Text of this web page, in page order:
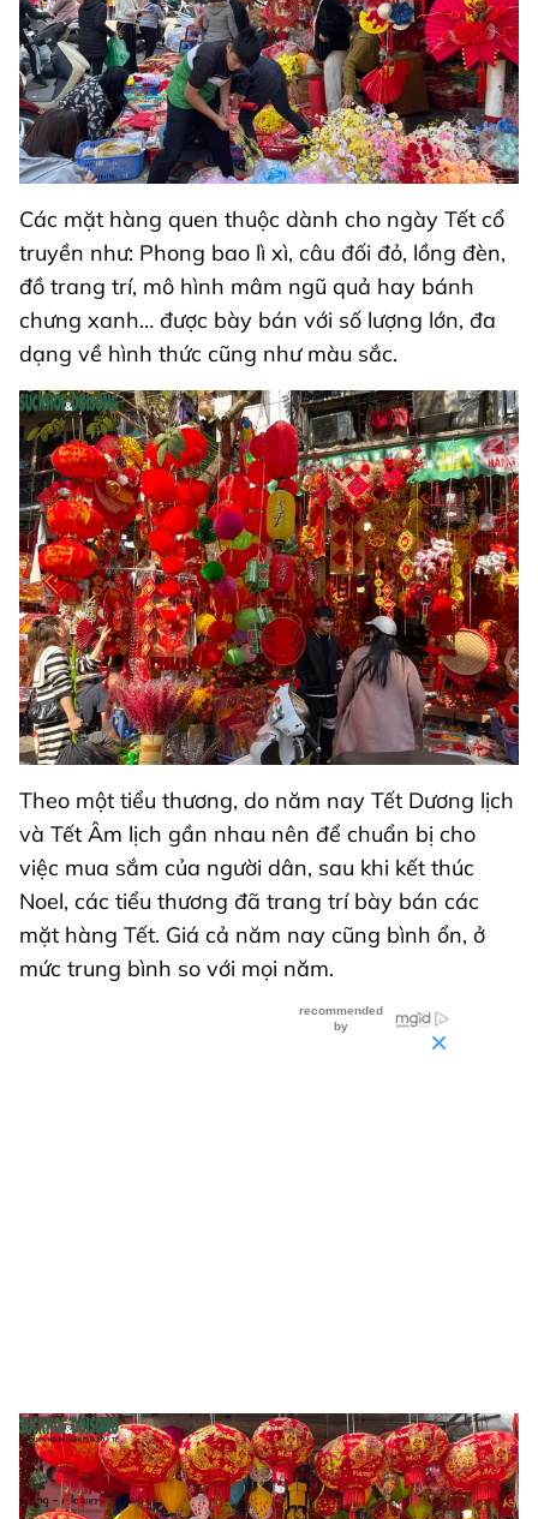
Các mặt hàng quen thuộc dành cho ngày Tết cổ
truyền như: Phong bao lì xì, câu đối đỏ, lồng đèn,
đồ trang trí, mô hình mâm ngũ quả hay bánh
chưng xanh… được bày bán với số lượng lớn, đa
dạng về hình thức cũng như màu sắc.
Theo một tiểu thương, do năm nay Tết Dương lịch
và Tết Âm lịch gần nhau nên để chuẩn bị cho
việc mua sắm của người dân, sau khi kết thúc
Noel, các tiểu thương đã trang trí bày bán các
mặt hàng Tết. Giá cả năm nay cũng bình ổn, ở
mức trung bình so với mọi năm.